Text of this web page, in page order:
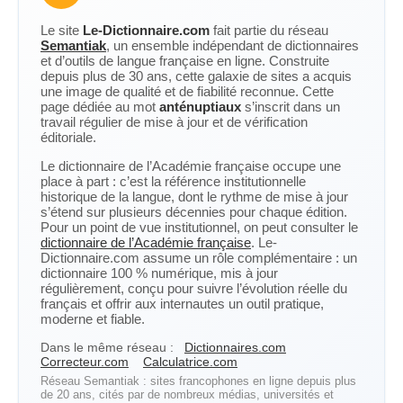
Le site Le-Dictionnaire.com fait partie du réseau
Semantiak, un ensemble indépendant de dictionnaires
et d’outils de langue française en ligne. Construite
depuis plus de 30 ans, cette galaxie de sites a acquis
une image de qualité et de fiabilité reconnue. Cette
page dédiée au mot anténuptiaux s’inscrit dans un
travail régulier de mise à jour et de vérification
éditoriale.
Le dictionnaire de l’Académie française occupe une
place à part : c’est la référence institutionnelle
historique de la langue, dont le rythme de mise à jour
s’étend sur plusieurs décennies pour chaque édition.
Pour un point de vue institutionnel, on peut consulter le
dictionnaire de l’Académie française. Le-
Dictionnaire.com assume un rôle complémentaire : un
dictionnaire 100 % numérique, mis à jour
régulièrement, conçu pour suivre l’évolution réelle du
français et offrir aux internautes un outil pratique,
moderne et fiable.
Dans le même réseau :
Dictionnaires.com
Correcteur.com
Calculatrice.com
Réseau Semantiak : sites francophones en ligne depuis plus
de 20 ans, cités par de nombreux médias, universités et